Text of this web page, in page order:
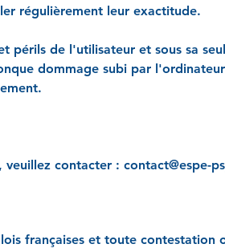
régulièrement leur exactitude.
de l'utilisateur et sous sa
dommage subi par
veuillez contacter : contact@espe-
françaises et toute